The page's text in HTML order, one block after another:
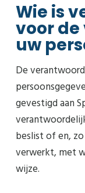
Wie is
voor
uw
De
gevestigd aan
beslist of en,
verwerkt, met
wijze.